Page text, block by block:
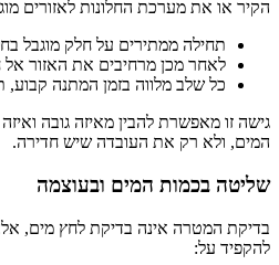
הקיר או את מערכת החלונות לאזורים
תחילה ממתירים על חלק מוגבל
לאחר מכן מרחיבים את האזור אל
כל שלב מלווה בזמן המתנה קבוע,
גישה זו מאפשרת להבין מאיזה גובה
המים, ולא רק את העובדה שיש חדירה.
שליטה בכמות המים ובעוצמה
בדיקת המטרה אינה בדיקת לחץ מים,
להקפיד על: